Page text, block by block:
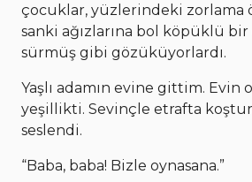
çocuklar, yüzlerindeki zorlama
sanki ağızlarına bol köpüklü
sürmüş gibi gözüküyorlardı.
Yaşlı adamın evine gittim. Evin
yeşillikti. Sevinçle etrafta
seslendi.
“Baba, baba! Bizle oynasana.”